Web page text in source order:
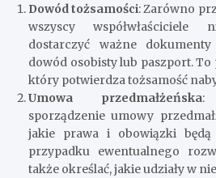
Dowód tożsamości: Zarówno
wszyscy współwłaściciele
dostarczyć ważne
dowód osobisty lub paszport.
który potwierdza tożsamość
Umowa przedmałżeńska:
sporządzenie umowy
jakie prawa i obowiązki
przypadku ewentualnego
także określać, jakie udziały w